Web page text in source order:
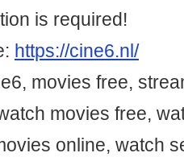
is required!
https://cine6.nl/
movies free,
movies free,
online, watch